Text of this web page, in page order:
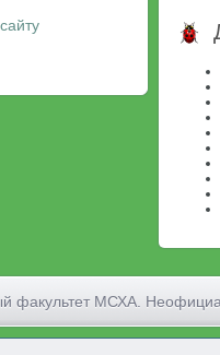
факультет МСХА.